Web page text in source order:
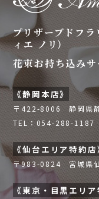
ョ
ン
プリザーブドフ
ィエ ノリ)
花束お持ち込みサ
《静岡本店》
〒422-8006 静岡県
TEL：054-288-1187
《仙台エリア特約店
〒983-0824 宮城県
《東京・目黒エリア